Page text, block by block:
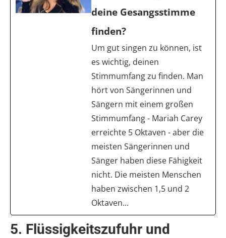
deine Gesangsstimme
finden?
Um gut singen zu können, ist
es wichtig, deinen
Stimmumfang zu finden. Man
hört von Sängerinnen und
Sängern mit einem großen
Stimmumfang - Mariah Carey
erreichte 5 Oktaven - aber die
meisten Sängerinnen und
Sänger haben diese Fähigkeit
nicht. Die meisten Menschen
haben zwischen 1,5 und 2
Oktaven...
5. Flüssigkeitszufuhr und